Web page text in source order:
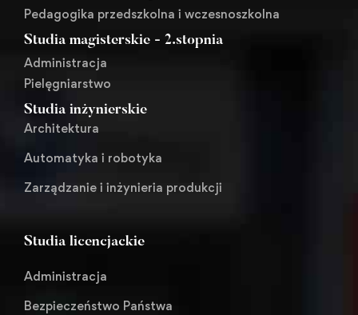
Pedagogika przedszkolna i wczesnoszkolna
Studia magisterskie - 2.stopnia
Administracja
Pielęgniarstwo
Studia inżynierskie
Architektura
Automatyka i robotyka
Zarządzanie i inżynieria produkcji
Studia licencjackie
Administracja
Bezpieczeństwo Państwa